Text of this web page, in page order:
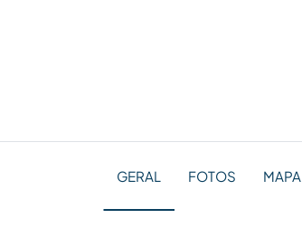
GERAL FOTOS MAPA